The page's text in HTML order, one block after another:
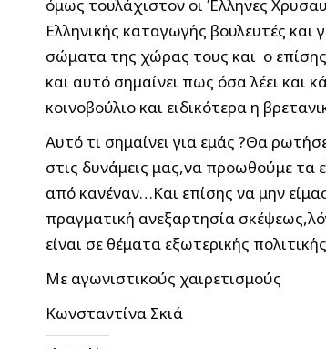
όμως τουλάχιστον οι Έλληνες
Ελληνικής καταγωγής βουλευτές
σώματα της χώρας τους και ο επίσης
και αυτό σημαίνει πως όσα λέει και
κοινοβούλιο και ειδικότερα η
Αυτό τι σημαίνει για εμάς ?Θα
στις δυνάμεις μας,να προωθούμε τα
από κανέναν…Και επίσης να μην
πραγματική ανεξαρτησία
είναι σε θέματα εξωτερικής
Με αγωνιστικούς χαιρετισμούς
Κωνσταντίνα Σκιά